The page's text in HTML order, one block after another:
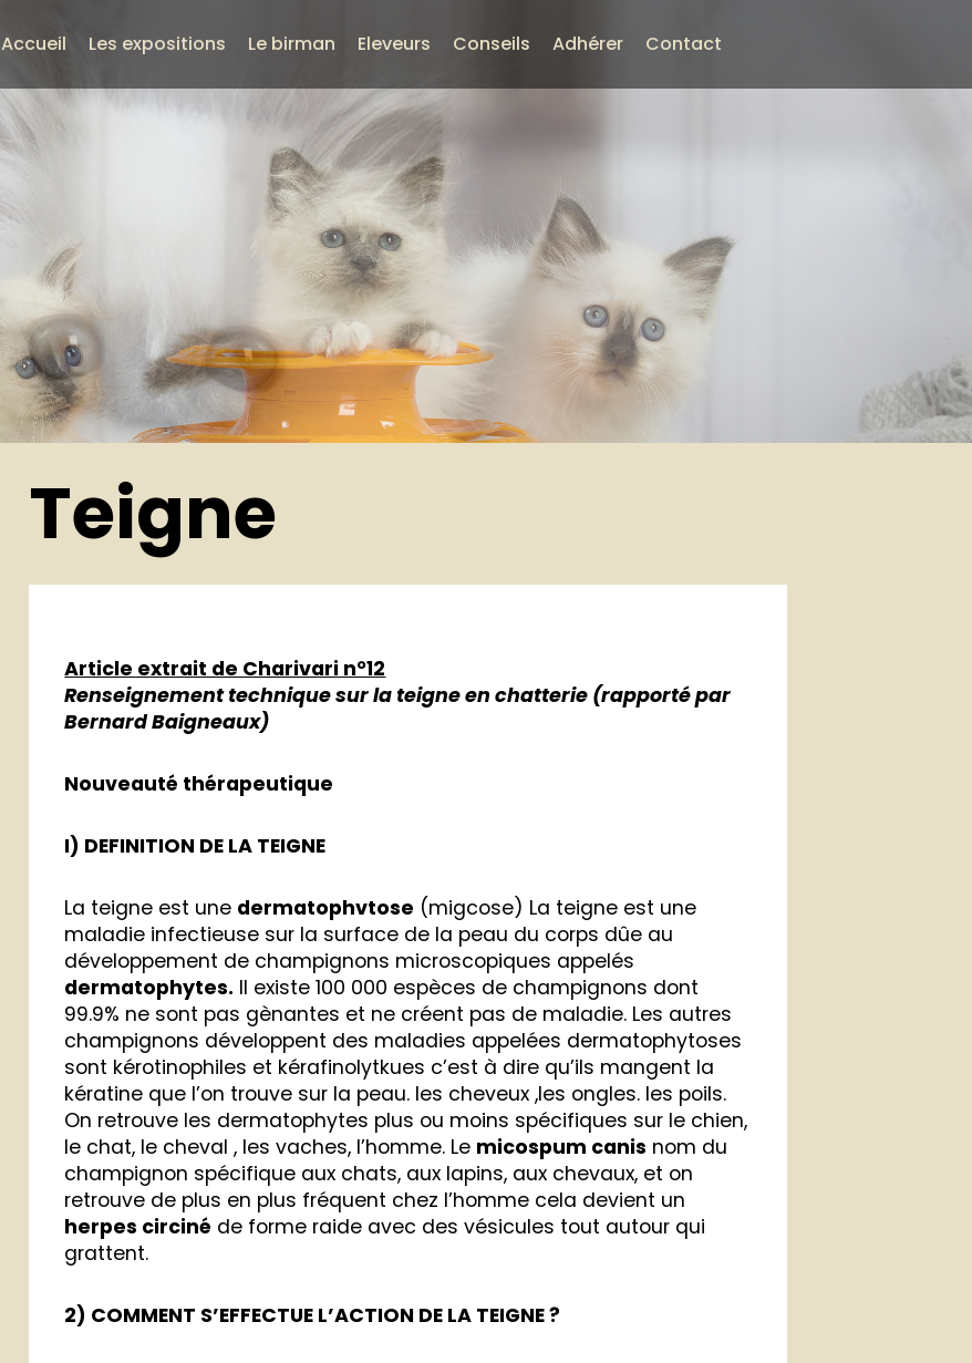
Accueil Les expositions Le birman Eleveurs Conseils Adhérer Contact
Teigne
Article extrait de Charivari n°12
Renseignement technique sur la teigne en chatterie (rapporté par
Bernard Baigneaux)
Nouveauté thérapeutique
I) DEFINITION DE LA TEIGNE
La teigne est une dermatophvtose (migcose) La teigne est une
maladie infectieuse sur la surface de la peau du corps dûe au
développement de champignons microscopiques appelés
dermatophytes. Il existe 100 000 espèces de champignons dont
99.9% ne sont pas gènantes et ne créent pas de maladie. Les autres
champignons développent des maladies appelées dermatophytoses
sont kérotinophiles et kérafinolytkues c’est à dire qu’ils mangent la
kératine que l’on trouve sur la peau. les cheveux ,les ongles. les poils.
On retrouve les dermatophytes plus ou moins spécifiques sur le chien,
le chat, le cheval , les vaches, l’homme. Le micospum canis nom du
champignon spécifique aux chats, aux lapins, aux chevaux, et on
retrouve de plus en plus fréquent chez l’homme cela devient un
herpes circiné de forme raide avec des vésicules tout autour qui
grattent.
2) COMMENT S’EFFECTUE L’ACTION DE LA TEIGNE ?